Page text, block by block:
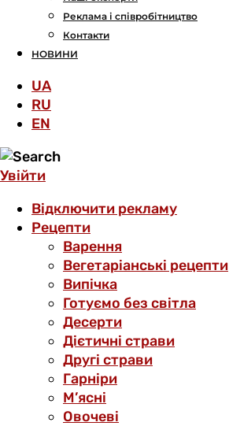
Реклама і співробітництво
Контакти
НОВИНИ
UA
RU
EN
Увійти
Відключити рекламу
Рецепти
Варення
Вегетаріанські рецепти
Випічка
Готуємо без світла
Десерти
Дієтичні страви
Другі страви
Гарніри
М’ясні
Овочеві